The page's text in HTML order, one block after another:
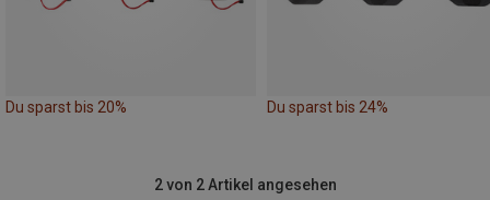
Du sparst bis 20% Du sparst bis 24%
2 von 2 Artikel angesehen